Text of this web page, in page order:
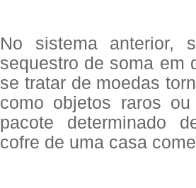
No sistema anterior,
sequestro de soma em
se tratar de moedas
como objetos raros
pacote determinado
cofre de uma casa